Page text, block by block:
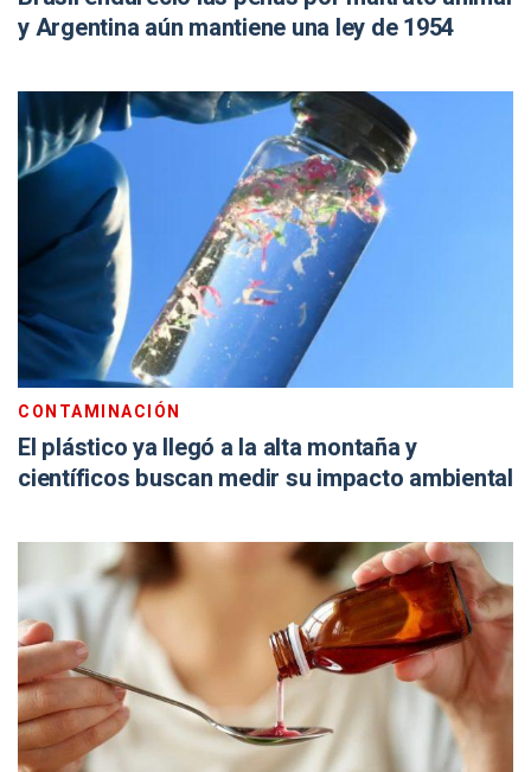
y Argentina aún mantiene una ley de 1954
CONTAMINACIÓN
El plástico ya llegó a la alta montaña y
científicos buscan medir su impacto ambiental